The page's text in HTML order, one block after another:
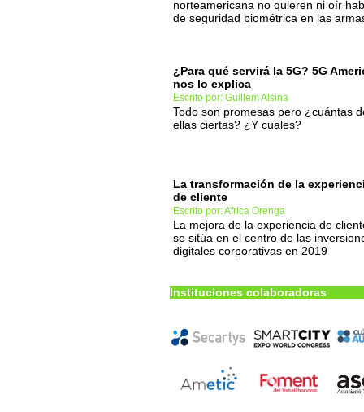
norteamericana no quieren ni oír
de seguridad biométrica en las
¿Para qué servirá la 5G? 5G
nos lo explica
Escrito por: Guillem Alsina
Todo son promesas pero ¿cuántas
ellas ciertas? ¿Y cuales?
La transformación de la
de cliente
Escrito por: Africa Orenga
La mejora de la experiencia de
se sitúa en el centro de las
digitales corporativas en 2019
Instituciones colaboradoras